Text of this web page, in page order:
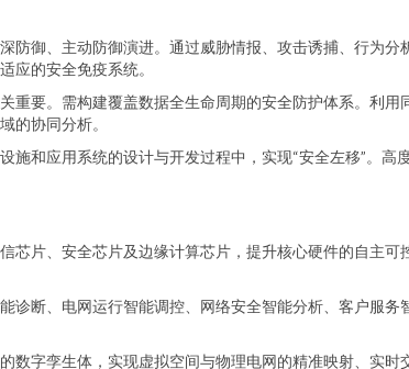
防御、主动防御演进。通过威胁情报、攻击诱捕、行为
应的安全免疫系统。
重要。需构建覆盖数据全生命周期的安全防护体系。利
的协同分析。
施和应用系统的设计与开发过程中，实现“安全左移”。
芯片、安全芯片及边缘计算芯片，提升核心硬件的自主
诊断、电网运行智能调控、网络安全智能分析、客户服
数字孪生体，实现虚拟空间与物理电网的精准映射、实